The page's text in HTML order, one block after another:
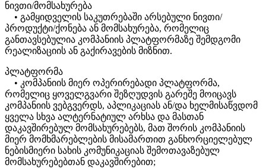
ნივთი/მომსახურება
• გამყიდველის საკუთრებაში არსებული ნივთი/
პროდუქტი/ქონება ან მომსახურება, რომელიც
განთავსებულია კომპანიის პლატფორმაზე შემდგომი
რეალიზაციის ან გაქირავების მიზნით.
პლატფორმა
• კომპანიის მიერ ოპერირებადი პლატფორმა,
რომელიც ყოველგვარი შეზღუდვის გარეშე მოიცავს
კომპანიის ვებგვერდს, აპლიკაციას ან/და ხელმისაწვდომ
ყველა სხვა ალტერნატიულ არხსა და მასთან
დაკავშირებულ მომსახურებებს, მათ შორის კომპანიის
მიერ მომხმარებლების მისამართით განხორციელებულ
ნებისმიერი სახის კომუნიკაციას შემოთავაზებულ
მომსახურებებთან დაკავშირებით;